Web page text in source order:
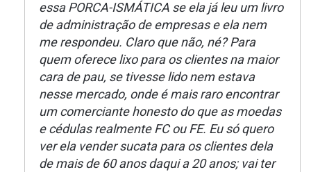
essa PORCA-ISMÁTICA se ela já leu um livro
de administração de empresas e ela nem
me respondeu. Claro que não, né? Para
quem oferece lixo para os clientes na maior
cara de pau, se tivesse lido nem estava
nesse mercado, onde é mais raro encontrar
um comerciante honesto do que as moedas
e cédulas realmente FC ou FE. Eu só quero
ver ela vender sucata para os clientes dela
de mais de 60 anos daqui a 20 anos; vai ter